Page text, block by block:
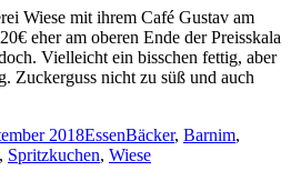
Wiese mit ihrem Café Gustav am
eher am oberen Ende der Preisskala
Vielleicht ein bisschen fettig, aber
Zuckerguss nicht zu süß und auch
2018Kategorien
EssenSchlagwörter
Bäcker, Barnim,
, Spritzkuchen, Wiese